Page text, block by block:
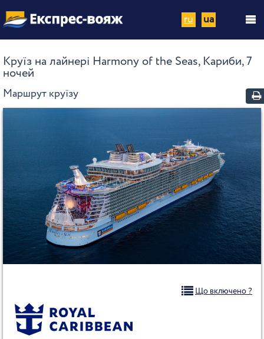
ru ua
Круїз на лайнері Harmony of the Seas, Кариби, 7
ночей
Маршрут круїзу
Що включено ?